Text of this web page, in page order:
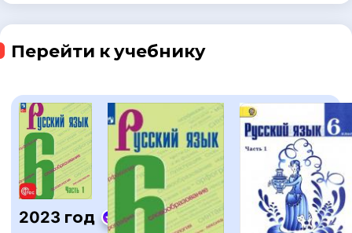
Перейти к учебнику
2023 год